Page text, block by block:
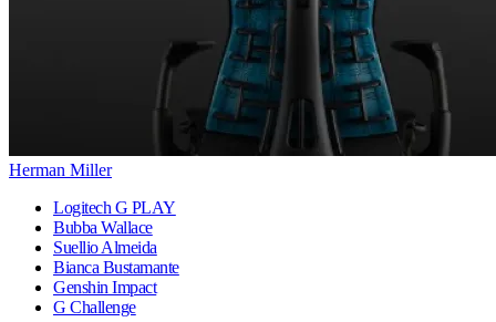
Herman Miller
Logitech G PLAY
Bubba Wallace
Suellio Almeida
Bianca Bustamante
Genshin Impact
G Challenge